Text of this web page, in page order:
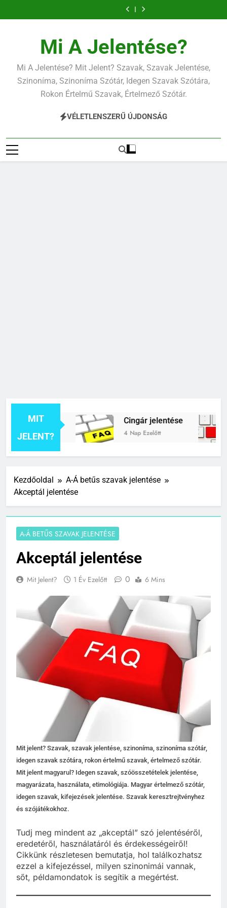
a
Mi A Jelentése?
Mi A Jelentése? Mit Jelent? Szavak, Szavak Jelentése,
Szinoníma, Szinoníma Szótár, Idegen Szavak Szótára,
Rokon Értelmű Szavak, Értelmező Szótár.
VÉLETLENSZERŰ ÚJDONSÁG
MIT
JELENT?
jelentése Cingár jelentése
4 Nap Ezelőtt
Kezdőoldal
A-Á betűs szavak jelentése
Akceptál jelentése
A-Á BETŰS SZAVAK JELENTÉSE
Akceptál jelentése
Mit Jelent? 1 Év Ezelőtt 0 6 Mins
Mit jelent? Szavak, szavak jelentése, szinoníma, szinoníma szótár,
idegen szavak szótára, rokon értelmű szavak, értelmező szótár.
Mit jelent magyarul? Idegen szavak, szóösszetételek jelentése,
magyarázata, használata, etimológiája. Magyar értelmező szótár,
idegen szavak, kifejezések jelentése. Szavak keresztrejtvényhez
és szójátékokhoz.
Tudj meg mindent az „akceptál” szó jelentéséről,
eredetéről, használatáról és érdekességeiről!
Cikkünk részletesen bemutatja, hol találkozhatsz
ezzel a kifejezéssel, milyen szinonimái vannak,
sőt, példamondatok is segítik a megértést.